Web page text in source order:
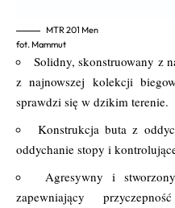
MTR 201 Men
fot. Mammut
Solidny, skonstruowany z
z najnowszej kolekcji
sprawdzi się w dzikim terenie.
Konstrukcja buta z
oddychanie stopy i
Agresywny i
zapewniający